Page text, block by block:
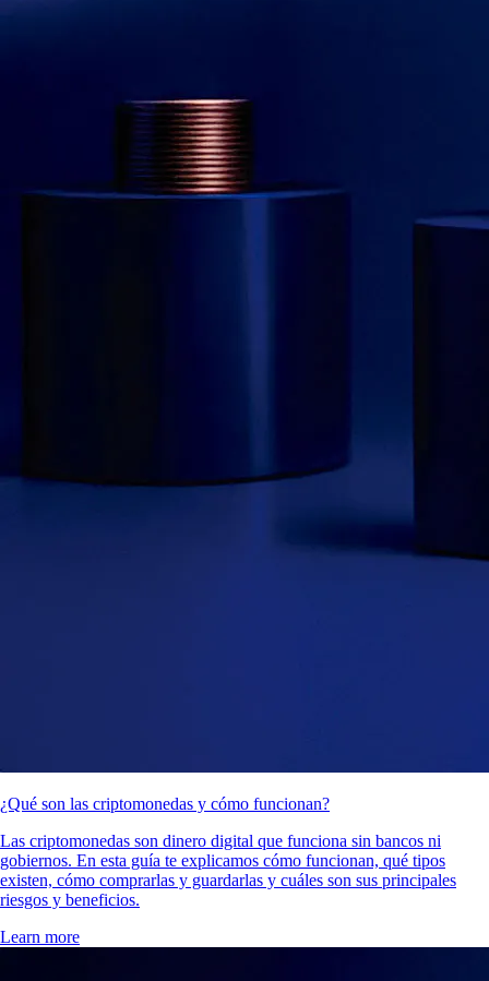
¿Qué son las criptomonedas y cómo funcionan?
Las criptomonedas son dinero digital que funciona sin bancos ni
gobiernos. En esta guía te explicamos cómo funcionan, qué tipos
existen, cómo comprarlas y guardarlas y cuáles son sus principales
riesgos y beneficios.
Learn more